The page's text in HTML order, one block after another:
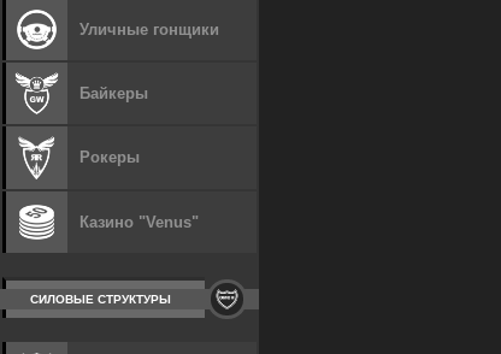
Уличные гонщики
Байкеры
Рокеры
Казино "Venus"
СИЛОВЫЕ СТРУКТУРЫ